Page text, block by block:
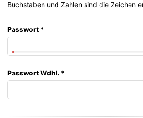
Buchstaben und Zahlen sind die Zeichen
Passwort *
Passwort Wdhl. *